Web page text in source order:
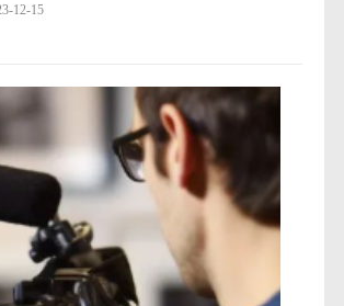
12-15